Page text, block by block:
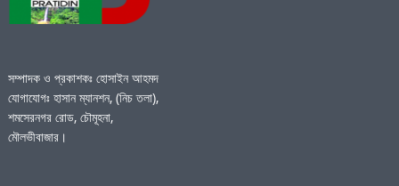
সম্পাদক ও প্রকাশকঃ হোসাইন আহমদ
যোগাযোগঃ হাসান ম্যানশন, (নিচ তলা),
শমসেরনগর রোড, চৌমূহনা,
মৌলভীবাজার।